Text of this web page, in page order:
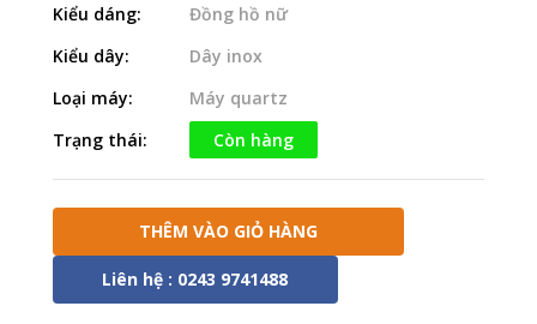
Kiểu dáng:
Đồng hồ nữ
Kiểu dây:
Dây inox
Loại máy:
Máy quartz
Trạng thái:
Còn hàng
THÊM VÀO GIỎ HÀNG
Liên hệ : 0243 9741488